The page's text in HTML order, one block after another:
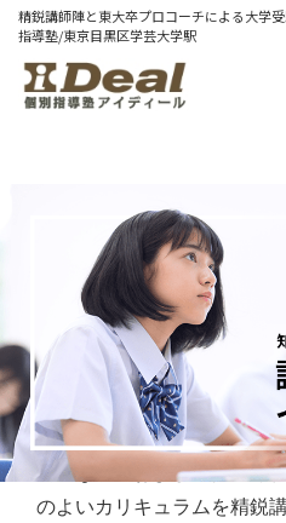
精鋭講師陣と東大卒プロコーチによる大学
指導塾/東京目黒区学芸大学駅
プレ冬期＆冬期講
2022【12/6～1/8
トスパート＝
冬だからこそマンツーマン
的確な学力および適性の分
のよいカリキュラムを精鋭